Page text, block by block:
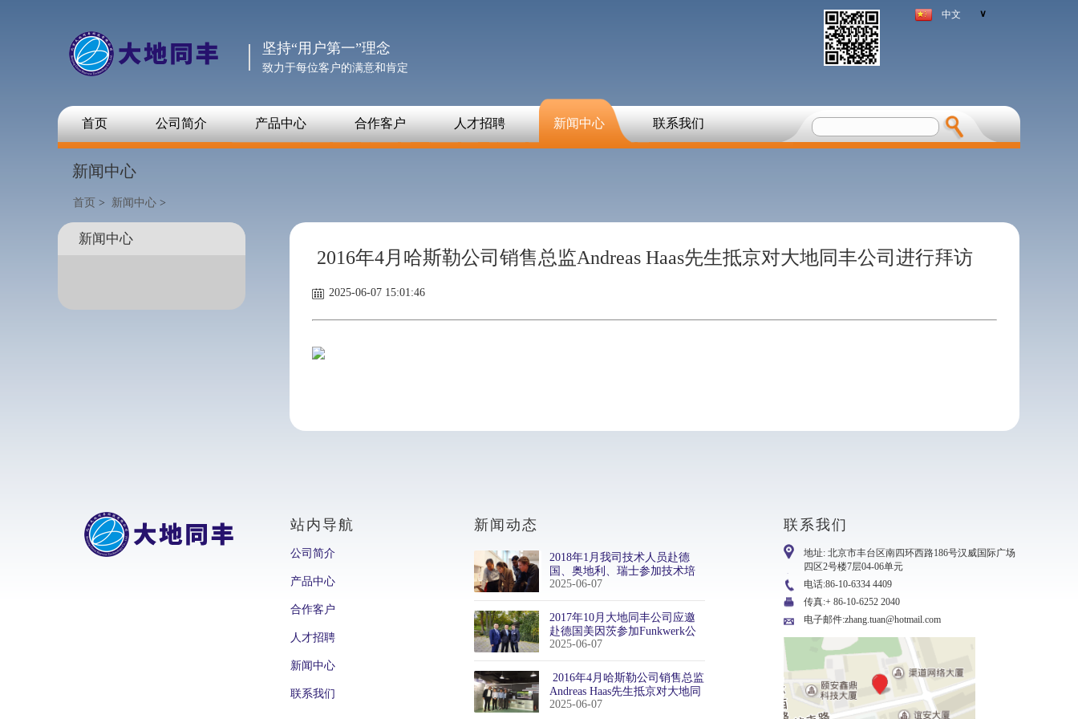
坚持“用户第一”理念
致力于每位客户的满意和肯定
中文 ∨
首页 公司简介 产品中心 合作客户 人才招聘 新闻中心 联系我们
新闻中心
首页 > 新闻中心 >
新闻中心
​ 2016年4月哈斯勒公司销售总监Andreas Haas先生抵京对大地同丰公司进行拜访
2025-06-07 15:01:46
站内导航
公司简介
产品中心
合作客户
人才招聘
新闻中心
联系我们
新闻动态
2018年1月我司技术人员赴德
国、奥地利、瑞士参加技术培
训
2025-06-07
2017年10月大地同丰公司应邀
赴德国美因茨参加Funkwerk公
司举行的国际销售双年会
2025-06-07
​ 2016年4月哈斯勒公司销售总监
Andreas Haas先生抵京对大地同
丰公司进行拜访
2025-06-07
联系我们
地址: 北京市丰台区南四环西路186号汉威国际广场
四区2号楼7层04-06单元
电话:86-10-6334 4409
传真:+ 86-10-6252 2040
电子邮件:zhang.tuan@hotmail.com